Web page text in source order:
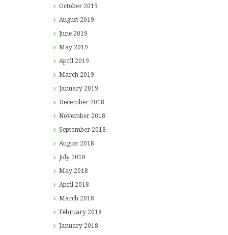
October 2019
August 2019
June 2019
May 2019
April 2019
March 2019
January 2019
December 2018
November 2018
September 2018
August 2018
July 2018
May 2018
April 2018
March 2018
February 2018
January 2018